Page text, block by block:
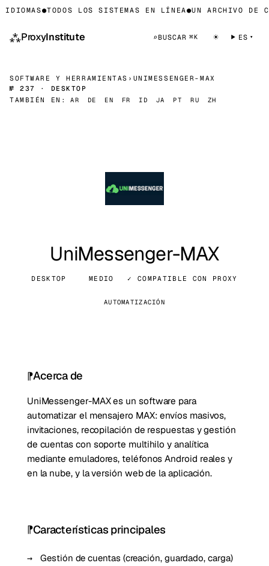
●TODOS LOS SISTEMAS EN LÍNEA●UN ARCHIVO DE
⁂ProxyInstitute ⌕ BUSCAR ⌘K ☀ ES
SOFTWARE Y HERRAMIENTAS › UNIMESSENGER-MAX
№ 237 · DESKTOP
TAMBIÉN EN:
AR DE EN FR ID JA PT RU ZH
UniMessenger-MAX
DESKTOP MEDIO ✓ COMPATIBLE CON PROXY
AUTOMATIZACIÓN
Acerca de
UniMessenger-MAX es un software para
automatizar el mensajero MAX: envíos masivos,
invitaciones, recopilación de respuestas y gestión
de cuentas con soporte multihilo y analítica
mediante emuladores, teléfonos Android reales y
en la nube, y la versión web de la aplicación.
Características principales
Gestión de cuentas (creación, guardado, carga)